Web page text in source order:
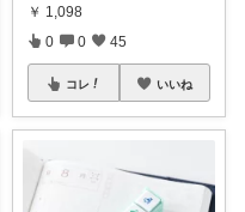
￥ 1,098
0 0 45
コレ いいね